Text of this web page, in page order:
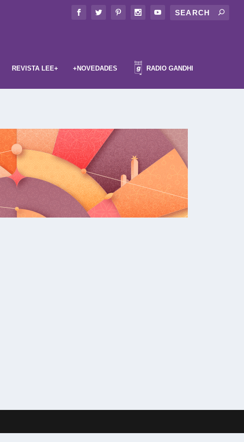
REVISTA LEE+ +NOVEDADES RADIO GANDHI